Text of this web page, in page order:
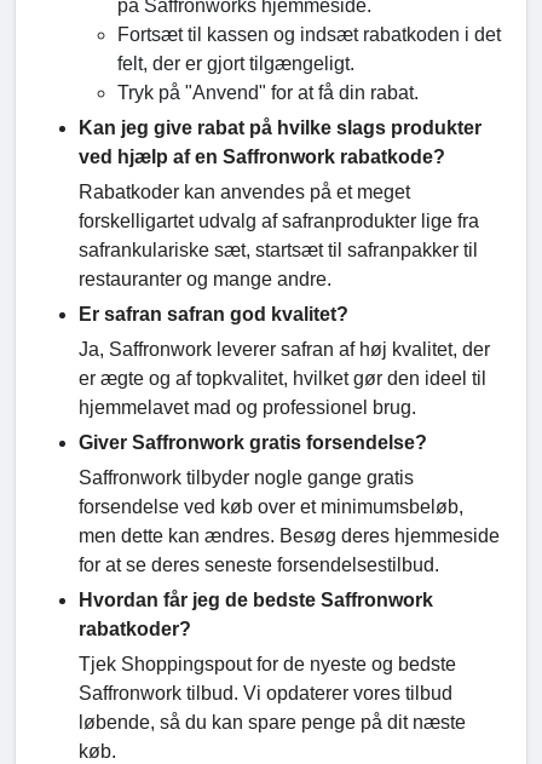
på Saffronworks hjemmeside.
Fortsæt til kassen og indsæt rabatkoden i det
felt, der er gjort tilgængeligt.
Tryk på "Anvend" for at få din rabat.
Kan jeg give rabat på hvilke slags produkter
ved hjælp af en Saffronwork rabatkode?
Rabatkoder kan anvendes på et meget
forskelligartet udvalg af safranprodukter lige fra
safrankulariske sæt, startsæt til safranpakker til
restauranter og mange andre.
Er safran safran god kvalitet?
Ja, Saffronwork leverer safran af høj kvalitet, der
er ægte og af topkvalitet, hvilket gør den ideel til
hjemmelavet mad og professionel brug.
Giver Saffronwork gratis forsendelse?
Saffronwork tilbyder nogle gange gratis
forsendelse ved køb over et minimumsbeløb,
men dette kan ændres. Besøg deres hjemmeside
for at se deres seneste forsendelsestilbud.
Hvordan får jeg de bedste Saffronwork
rabatkoder?
Tjek Shoppingspout for de nyeste og bedste
Saffronwork tilbud. Vi opdaterer vores tilbud
løbende, så du kan spare penge på dit næste
køb.